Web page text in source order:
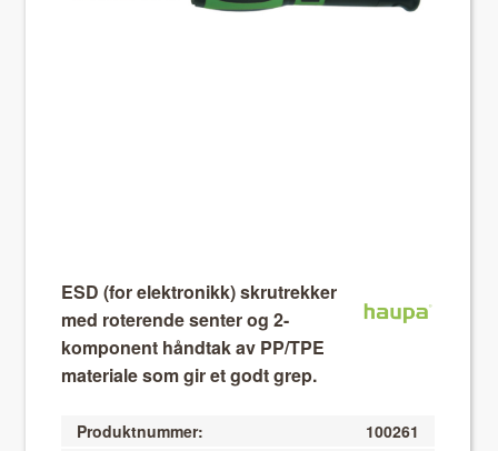
ESD (for elektronikk) skrutrekker
med roterende senter og 2-
komponent håndtak av PP/TPE
materiale som gir et godt grep.
Produktnummer:
100261